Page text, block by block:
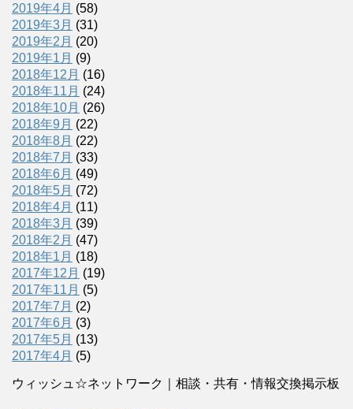
2019年4月 (58)
2019年3月 (31)
2019年2月 (20)
2019年1月 (9)
2018年12月 (16)
2018年11月 (24)
2018年10月 (26)
2018年9月 (22)
2018年8月 (22)
2018年7月 (33)
2018年6月 (49)
2018年5月 (72)
2018年4月 (11)
2018年3月 (39)
2018年2月 (47)
2018年1月 (18)
2017年12月 (19)
2017年11月 (5)
2017年7月 (2)
2017年6月 (3)
2017年5月 (13)
2017年4月 (5)
ウィッシュ☆ネットワーク｜相談・共有・情報交換掲示板